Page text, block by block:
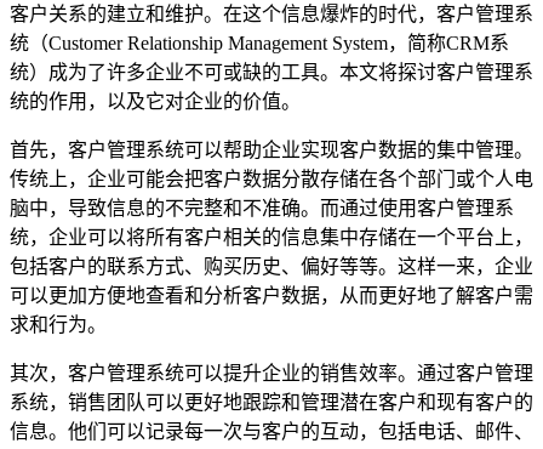
客户关系的建立和维护。在这个信息爆炸的时代，客户管理系
统（Customer Relationship Management System，简称CRM系
统）成为了许多企业不可或缺的工具。本文将探讨客户管理系
统的作用，以及它对企业的价值。
首先，客户管理系统可以帮助企业实现客户数据的集中管理。
传统上，企业可能会把客户数据分散存储在各个部门或个人电
脑中，导致信息的不完整和不准确。而通过使用客户管理系
统，企业可以将所有客户相关的信息集中存储在一个平台上，
包括客户的联系方式、购买历史、偏好等等。这样一来，企业
可以更加方便地查看和分析客户数据，从而更好地了解客户需
求和行为。
其次，客户管理系统可以提升企业的销售效率。通过客户管理
系统，销售团队可以更好地跟踪和管理潜在客户和现有客户的
信息。他们可以记录每一次与客户的互动，包括电话、邮件、